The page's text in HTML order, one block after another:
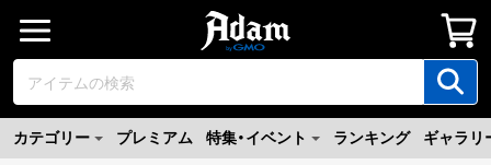
カテゴリー プレミアム 特集・イベント ランキング ギャラリ